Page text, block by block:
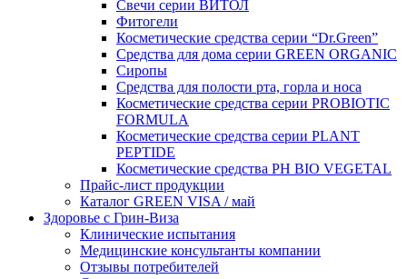
Свечи серии ВИТОЛ
Фитогели
Косметические средства серии “Dr.Green”
Средства для дома серии GREEN ORGANIC
Сиропы
Средства для полости рта, горла и носа
Косметические средства серии PROBIOTIC
FORMULA
Косметические средства серии PLANT
PEPTIDE
Косметические средства PH BIO VEGETAL
Прайс-лист продукции
Каталог GREEN VISA / май
Здоровье с Грин-Виза
Клинические испытания
Медицинские консультанты компании
Отзывы потребителей